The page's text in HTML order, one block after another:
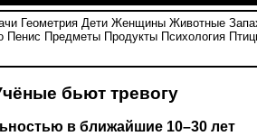
Геометрия Дети Женщины Животные
Пенис Предметы Продукты Психология
бьют тревогу
в ближайшие 10–30 лет